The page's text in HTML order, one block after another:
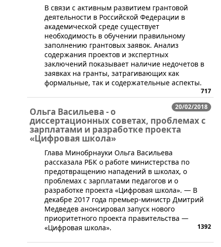
​В связи с активным развитием грантовой
деятельности в Российской Федерации в
академической среде существует
необходимость в обучении правильному
заполнению грантовых заявок. Анализ
содержания проектов и экспертных
заключений показывает наличие недочетов в
заявках на гранты, затрагивающих как
формальные, так и содержательные аспекты.
717
20/02/2018
Ольга Васильева - о
диссертационных советах, проблемах с
зарплатами и разработке проекта
«Цифровая школа»
Глава Минобрнауки Ольга Васильева
рассказала РБК о работе министерства по
предотвращению нападений в школах, о
проблемах с зарплатами педагогов и о
разработке проекта «Цифровая школа». — В
декабре 2017 года премьер-министр Дмитрий
Медведев анонсировал запуск нового
приоритетного проекта правительства —
«Цифровая школа».
1392